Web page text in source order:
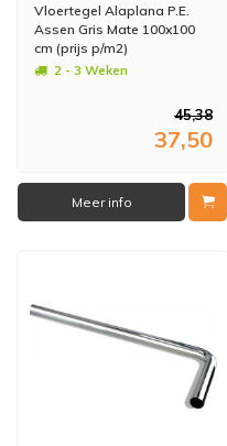
Vloertegel Alaplana P.E.
Assen Gris Mate 100x100
cm (prijs p/m2)
2 - 3 Weken
45,38
37,50
Meer info